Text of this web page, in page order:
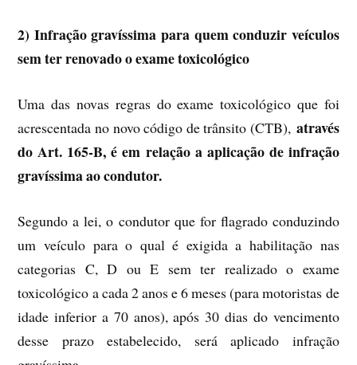
2) Infração gravíssima para quem conduzir veículos
sem ter renovado o exame toxicológico
Uma das novas regras do exame toxicológico que foi
acrescentada no novo código de trânsito (CTB), através
do Art. 165-B, é em relação a aplicação de infração
gravíssima ao condutor.
Segundo a lei, o condutor que for flagrado conduzindo
um veículo para o qual é exigida a habilitação nas
categorias C, D ou E sem ter realizado o exame
toxicológico a cada 2 anos e 6 meses (para motoristas de
idade inferior a 70 anos), após 30 dias do vencimento
desse prazo estabelecido, será aplicado infração